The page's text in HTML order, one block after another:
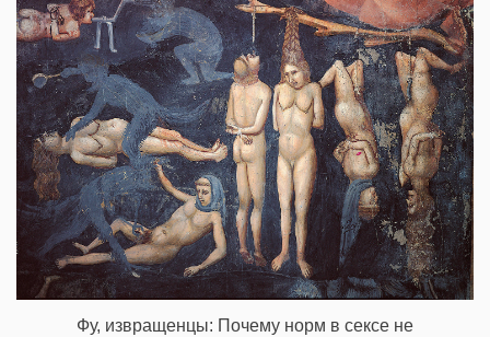
Фу, извращенцы: Почему норм в сексе не